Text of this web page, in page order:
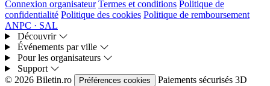
Connexion organisateur Termes et conditions Politique de
confidentialité Politique des cookies Politique de remboursement
ANPC · SAL
Découvrir
Événements par ville
Pour les organisateurs
Support
© 2026 Biletin.ro
Préférences cookies Paiements sécurisés 3D